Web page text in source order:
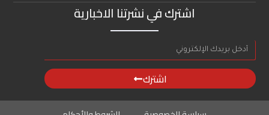
اشترك في نشرتنا الاخبارية
اشترك